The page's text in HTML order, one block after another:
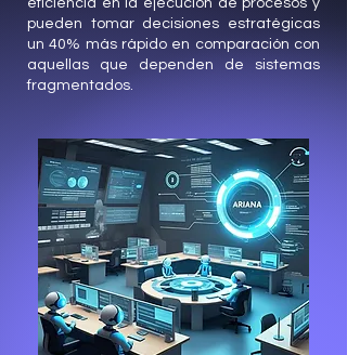
eficiencia en la ejecución de procesos y
pueden tomar decisiones estratégicas
un 40% más rápido en comparación con
aquellas que dependen de sistemas
fragmentados.